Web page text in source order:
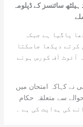
ہیلٹھ سائنسز کے ڈپلومہ
یاگیا ہے جبکہ
دیکھا جاسکتا
آئوٹ آف کورس ہونے
کہاکہ امتحان میں
سے متعلقہ حکام